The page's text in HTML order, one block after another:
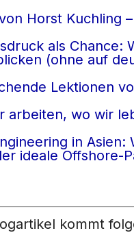
Horst Kuchling
als
(ohne auf
Lektionen
arbeiten, wo wir
in
ideale Offshore-
kommt